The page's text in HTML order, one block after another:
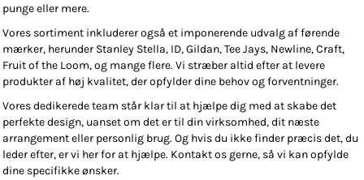
punge eller mere.
Vores sortiment inkluderer også et imponerende udvalg af førende
mærker, herunder Stanley Stella, ID, Gildan, Tee Jays, Newline, Craft,
Fruit of the Loom, og mange flere. Vi stræber altid efter at levere
produkter af høj kvalitet, der opfylder dine behov og forventninger.
Vores dedikerede team står klar til at hjælpe dig med at skabe det
perfekte design, uanset om det er til din virksomhed, dit næste
arrangement eller personlig brug. Og hvis du ikke finder præcis det, du
leder efter, er vi her for at hjælpe. Kontakt os gerne, så vi kan opfylde
dine specifikke ønsker.